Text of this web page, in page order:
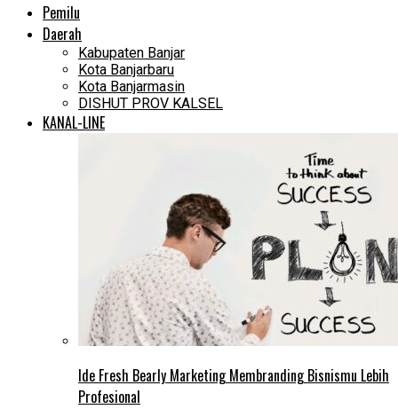
Pemilu
Daerah
Kabupaten Banjar
Kota Banjarbaru
Kota Banjarmasin
DISHUT PROV KALSEL
KANAL-LINE
Ide Fresh Bearly Marketing Membranding Bisnismu Lebih
Profesional